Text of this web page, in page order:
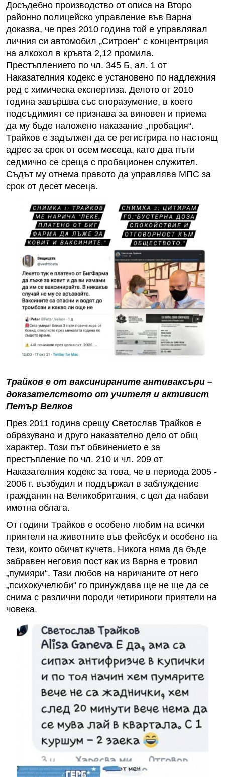
Досъдебно производство от описа на Второ
районно полицейско управление във Варна
доказва, че през 2010 година той e управлявал
личния си автомобил „Ситроен“ с концентрация
на алкохол в кръвта 2,12 промила.
Престъплението по чл. 345 Б, ал. 1 от
Наказателния кодекс е установено по надлежния
ред с химическа експертиза. Делото от 2010
година завършва със споразумение, в което
подсъдимият се признава за виновен и приема
да му бъде наложено наказание „пробация“.
Трайков е задължен да се регистрира по настоящ
адрес за срок от осем месеца, като два пъти
седмично се среща с пробационен служител.
Съдът му отнема правото да управлява МПС за
срок от десет месеца.
Трайков е от ваксинираните антиваксъри –
доказателството от учителя и активист
Петър Велков
През 2011 година срещу Светослав Трайков е
образувано и друго наказателно дело от общ
характер. Този път обвинението е за
престъпление по чл. 210 и чл. 209 от
Наказателния кодекс за това, че в периода 2005 -
2006 г. възбудил и поддържал в заблуждение
гражданин на Великобритания, с цел да набави
имотна облага.
От години Трайков е особено любим на всички
приятели на животните във фейсбук и особено на
тези, които обичат кучета. Никога няма да бъде
забравен неговия пост как из Варна е тровил
„пумияри“. Тази любов на наричаните от него
„психокучелюби“ го принуждава ще не ще да се
снима с различни породи четириноги приятели на
човека.